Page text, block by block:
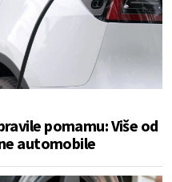
pomamu: Više od
automobile